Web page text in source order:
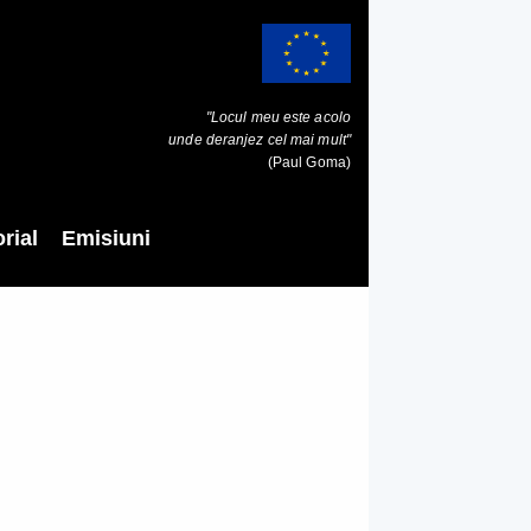
"Locul meu este acolo
unde deranjez cel mai mult"
(Paul Goma)
Emisiuni